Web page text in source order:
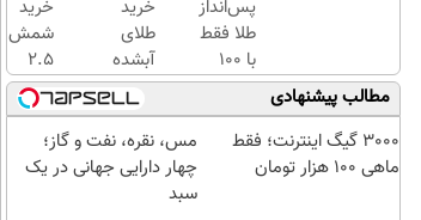
میسوزونی
🧨
در
انتظار
پس‌انداز
طلا فقط
با ۱۰۰
هزارتومان
(امن و
راحت)
خرید
طلای
آبشده
حتی با
۱۰۰هزارتومان
خرید
شمش
2.5
گرمی
از
طلاسی
😍
مطالب پیشنهادی
3000 گیگ اینترنت؛ فقط
ماهی 100 هزار تومان
مس، نقره، نفت و گاز؛
چهار دارایی جهانی در یک
سبد